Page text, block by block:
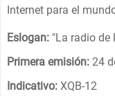
Internet para el
Eslogan: "La radio de
Primera emisión: 24
Indicativo: XQB-12